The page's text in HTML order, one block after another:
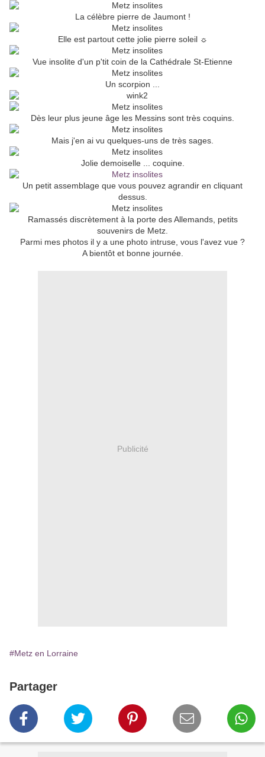
La célèbre pierre de Jaumont !
Elle est partout cette jolie pierre soleil ☼
Vue insolite d'un p'tit coin de la Cathédrale St-Etienne
Un scorpion ...
Dès leur plus jeune âge les Messins sont très coquins.
Mais j'en ai vu quelques-uns de très sages.
Jolie demoiselle ... coquine.
Un petit assemblage que vous pouvez agrandir en cliquant
dessus.
Ramassés discrètement à la porte des Allemands, petits
souvenirs de Metz.
Parmi mes photos il y a une photo intruse, vous l'avez vue ?
A bientôt et bonne journée.
Publicité
#Metz en Lorraine
Partager